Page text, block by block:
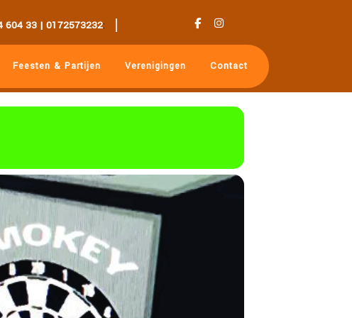
604 33 | 0172573232:
Feesten & Partijen Verenigingen Contact